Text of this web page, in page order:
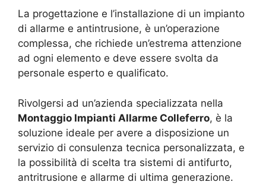
La progettazione e l’installazione di un impianto
di allarme e antintrusione, è un’operazione
complessa, che richiede un’estrema attenzione
ad ogni elemento e deve essere svolta da
personale esperto e qualificato.
Rivolgersi ad un’azienda specializzata nella
Montaggio Impianti Allarme Colleferro, è la
soluzione ideale per avere a disposizione un
servizio di consulenza tecnica personalizzata, e
la possibilità di scelta tra sistemi di antifurto,
antritrusione e allarme di ultima generazione.